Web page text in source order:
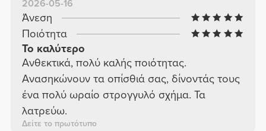
2026-05-16
Άνεση
Ποιότητα
Το καλύτερο
Ανθεκτικά, πολύ καλής ποιότητας.
Ανασηκώνουν τα οπίσθιά σας, δίνοντάς τους
ένα πολύ ωραίο στρογγυλό σχήμα. Τα
λατρεύω.
Δείτε το πρωτότυπο